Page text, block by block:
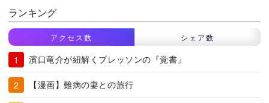
ランキング
アクセス数 シェア数
濱口竜介が紐解くブレッソンの『覚書』
【漫画】難病の妻との旅行